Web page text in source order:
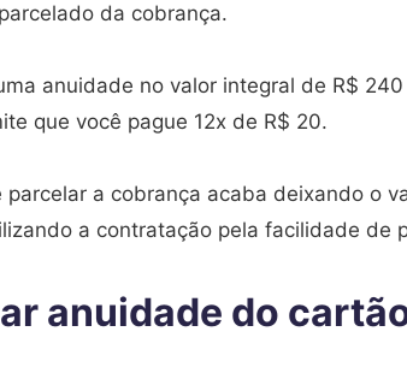
da cobrança.
anuidade no valor integral de R$
que você pague 12x de R$ 20.
a cobrança acaba deixando o
a contratação pela facilidade de
anuidade do